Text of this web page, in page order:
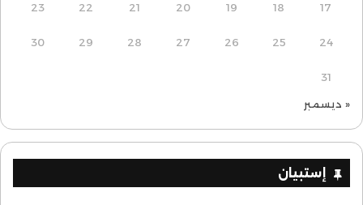
17
18
19
20
21
22
23
24
25
26
27
28
29
30
31
« ديسمبر
إستبيان